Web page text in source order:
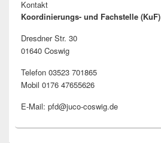
Kontakt
Koordinierungs- und Fachstelle (KuF)
Dresdner Str. 30
01640 Coswig
Telefon 03523 701865
Mobil 0176 47655626
E-Mail: pfd@juco-coswig.de